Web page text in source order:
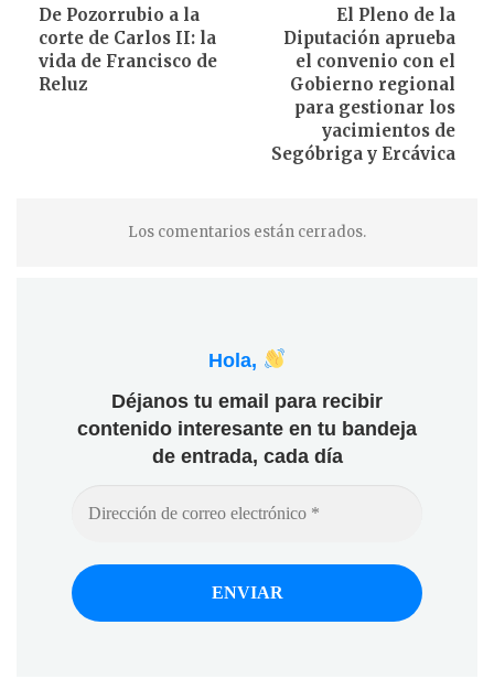
De Pozorrubio a la
corte de Carlos II: la
vida de Francisco de
Reluz
El Pleno de la
Diputación aprueba
el convenio con el
Gobierno regional
para gestionar los
yacimientos de
Segóbriga y Ercávica
Los comentarios están cerrados.
Hola,
Déjanos tu email para recibir
contenido interesante en tu bandeja
de entrada, cada día